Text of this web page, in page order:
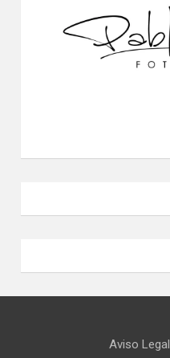
Aviso Legal